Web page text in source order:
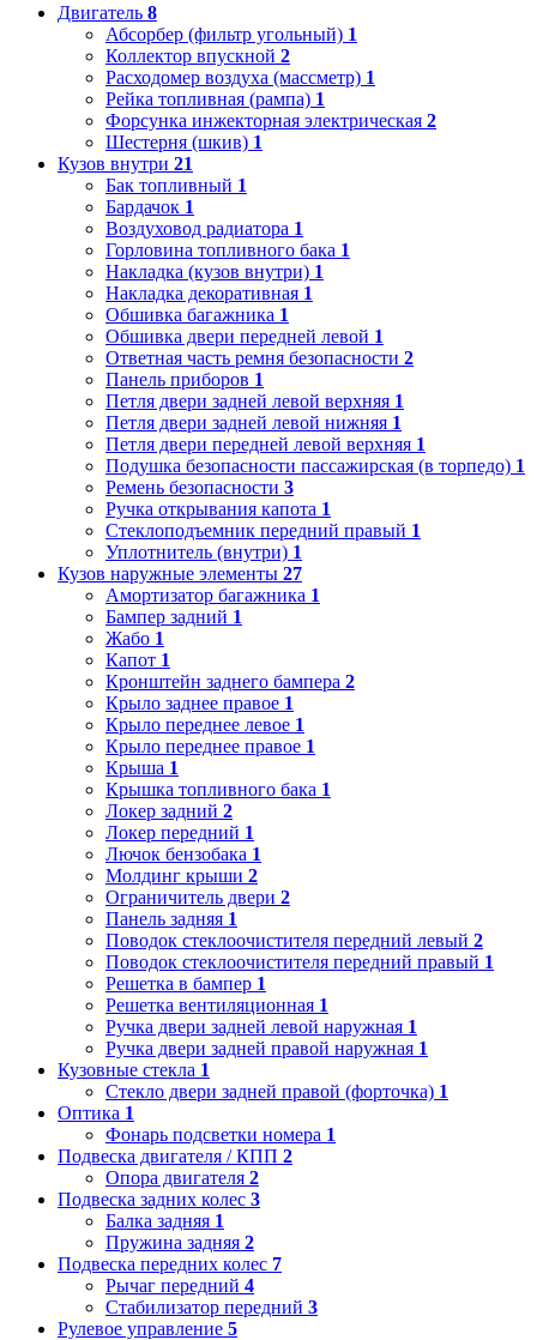
Двигатель 8
Абсорбер (фильтр угольный) 1
Коллектор впускной 2
Расходомер воздуха (массметр) 1
Рейка топливная (рампа) 1
Форсунка инжекторная электрическая 2
Шестерня (шкив) 1
Кузов внутри 21
Бак топливный 1
Бардачок 1
Воздуховод радиатора 1
Горловина топливного бака 1
Накладка (кузов внутри) 1
Накладка декоративная 1
Обшивка багажника 1
Обшивка двери передней левой 1
Ответная часть ремня безопасности 2
Панель приборов 1
Петля двери задней левой верхняя 1
Петля двери задней левой нижняя 1
Петля двери передней левой верхняя 1
Подушка безопасности пассажирская (в торпедо) 1
Ремень безопасности 3
Ручка открывания капота 1
Стеклоподъемник передний правый 1
Уплотнитель (внутри) 1
Кузов наружные элементы 27
Амортизатор багажника 1
Бампер задний 1
Жабо 1
Капот 1
Кронштейн заднего бампера 2
Крыло заднее правое 1
Крыло переднее левое 1
Крыло переднее правое 1
Крыша 1
Крышка топливного бака 1
Локер задний 2
Локер передний 1
Лючок бензобака 1
Молдинг крыши 2
Ограничитель двери 2
Панель задняя 1
Поводок стеклоочистителя передний левый 2
Поводок стеклоочистителя передний правый 1
Решетка в бампер 1
Решетка вентиляционная 1
Ручка двери задней левой наружная 1
Ручка двери задней правой наружная 1
Кузовные стекла 1
Стекло двери задней правой (форточка) 1
Оптика 1
Фонарь подсветки номера 1
Подвеска двигателя / КПП 2
Опора двигателя 2
Подвеска задних колес 3
Балка задняя 1
Пружина задняя 2
Подвеска передних колес 7
Рычаг передний 4
Стабилизатор передний 3
Рулевое управление 5